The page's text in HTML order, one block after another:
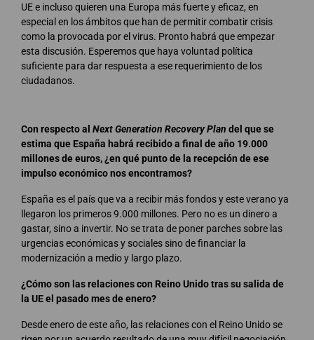
UE e incluso quieren una Europa más fuerte y eficaz, en
especial en los ámbitos que han de permitir combatir crisis
como la provocada por el virus. Pronto habrá que empezar
esta discusión. Esperemos que haya voluntad política
suficiente para dar respuesta a ese requerimiento de los
ciudadanos.
Con respecto al Next Generation Recovery Plan del que se
estima que España habrá recibido a final de año 19.000
millones de euros, ¿en qué punto de la recepción de ese
impulso económico nos encontramos?
España es el país que va a recibir más fondos y este verano ya
llegaron los primeros 9.000 millones. Pero no es un dinero a
gastar, sino a invertir. No se trata de poner parches sobre las
urgencias económicas y sociales sino de financiar la
modernización a medio y largo plazo.
¿Cómo son las relaciones con Reino Unido tras su salida de
la UE el pasado mes de enero?
Desde enero de este año, las relaciones con el Reino Unido se